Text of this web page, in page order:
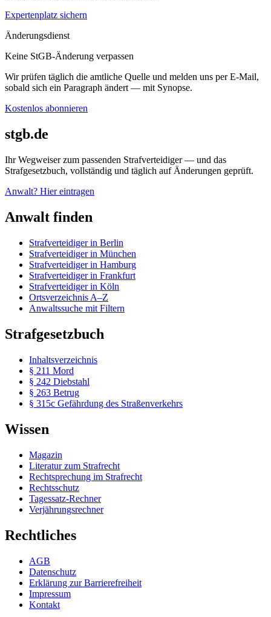
Expertenplatz sichern
Änderungsdienst
Keine StGB-Änderung verpassen
Wir prüfen täglich die amtliche Quelle und melden uns per E-Mail,
sobald sich ein Paragraph ändert — mit Synopse.
Kostenlos abonnieren
stgb.de
Ihr Wegweiser zum passenden Strafverteidiger — und das
Strafgesetzbuch, vollständig und täglich auf Änderungen geprüft.
Anwalt? Hier eintragen
Anwalt finden
Strafverteidiger in Berlin
Strafverteidiger in München
Strafverteidiger in Hamburg
Strafverteidiger in Frankfurt
Strafverteidiger in Köln
Ortsverzeichnis A–Z
Anwaltssuche mit Filtern
Strafgesetzbuch
Inhaltsverzeichnis
§ 211 Mord
§ 242 Diebstahl
§ 263 Betrug
§ 315c Gefährdung des Straßenverkehrs
Wissen
Magazin
Literatur zum Strafrecht
Rechtsprechung im Strafrecht
Rechtsschutz
Tagessatz-Rechner
Verjährungsrechner
Rechtliches
AGB
Datenschutz
Erklärung zur Barrierefreiheit
Impressum
Kontakt